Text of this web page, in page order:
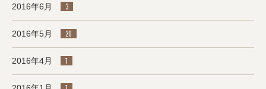
2016年6月 3
2016年5月 20
2016年4月 1